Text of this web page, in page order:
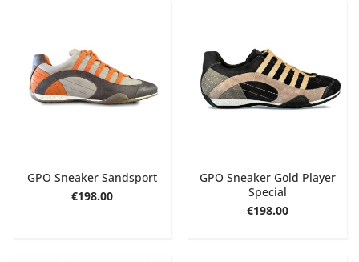
GPO Sneaker Sandsport
€198.00
GPO Sneaker Gold Player
Special
€198.00